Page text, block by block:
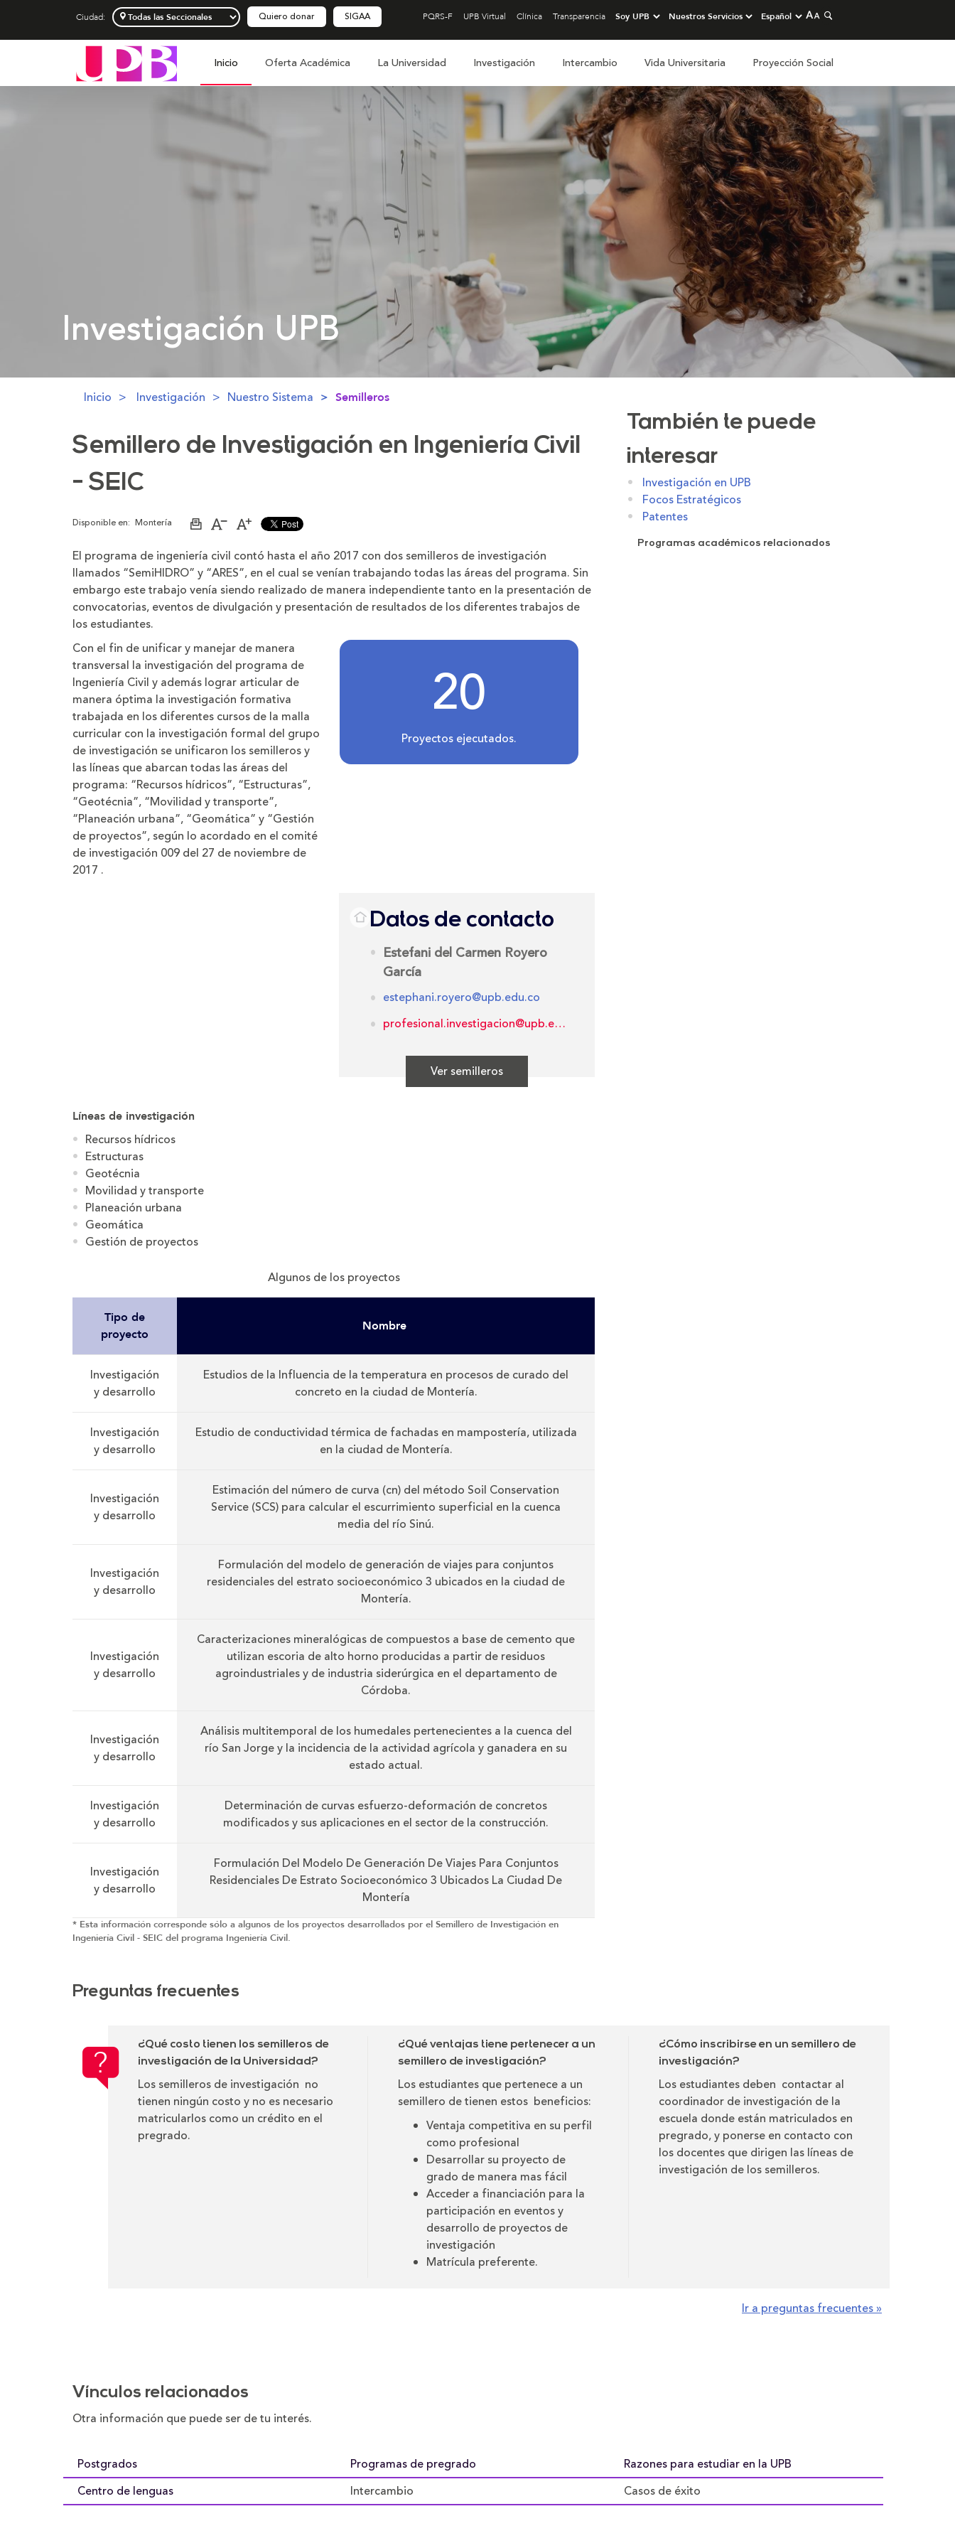
Ciudad: Quiero donar SIGAA PQRS-F UPB Virtual Clínica Transparencia
Inicio Oferta Académica La Universidad Investigación Intercambio Vida Universitaria Proyección Social
Investigación UPB
Investigación UPB
Inicio Investigación Nuestro Sistema Semilleros
Semillero de Investigación en Ingeniería Civil
- SEIC
Disponible en: Montería
ImprimirAumentar
de
la
letra
Disminuir
de
la
letra
El programa de ingeniería civil contó hasta el año 2017 con dos semilleros de investigación
llamados “SemiHIDRO” y “ARES”, en el cual se venían trabajando todas las áreas del programa. Sin
embargo este trabajo venía siendo realizado de manera independiente tanto en la presentación de
convocatorias, eventos de divulgación y presentación de resultados de los diferentes trabajos de
los estudiantes.
Con el fin de unificar y manejar de manera
transversal la investigación del programa de
Ingeniería Civil y además lograr articular de
manera óptima la investigación formativa
trabajada en los diferentes cursos de la malla
curricular con la investigación formal del grupo
de investigación se unificaron los semilleros y
las líneas que abarcan todas las áreas del
programa: “Recursos hídricos”, “Estructuras”,
“Geotécnia”, “Movilidad y transporte”,
“Planeación urbana”, “Geomática” y “Gestión
de proyectos”, según lo acordado en el comité
de investigación 009 del 27 de noviembre de
2017 .
20
Proyectos ejecutados.
Datos de contacto
Estefani del Carmen Royero
García
estephani.royero@upb.edu.co
profesional.investigacion@upb.edu.co
Ver semilleros
Líneas de investigación
Recursos hídricos
Estructuras
Geotécnia
Movilidad y transporte
Planeación urbana
Geomática
Gestión de proyectos
Algunos de los proyectos
Tipo de
proyecto
Nombre
Investigación
y desarrollo
Estudios de la Influencia de la temperatura en procesos de curado del
concreto en la ciudad de Montería.
Investigación
y desarrollo
Estudio de conductividad térmica de fachadas en mampostería, utilizada
en la ciudad de Montería.
Investigación
y desarrollo
Estimación del número de curva (cn) del método Soil Conservation
Service (SCS) para calcular el escurrimiento superficial en la cuenca
media del río Sinú.
Investigación
y desarrollo
Formulación del modelo de generación de viajes para conjuntos
residenciales del estrato socioeconómico 3 ubicados en la ciudad de
Montería.
Investigación
y desarrollo
Caracterizaciones mineralógicas de compuestos a base de cemento que
utilizan escoria de alto horno producidas a partir de residuos
agroindustriales y de industria siderúrgica en el departamento de
Córdoba.
Investigación
y desarrollo
Análisis multitemporal de los humedales pertenecientes a la cuenca del
río San Jorge y la incidencia de la actividad agrícola y ganadera en su
estado actual.
Investigación
y desarrollo
Determinación de curvas esfuerzo-deformación de concretos
modificados y sus aplicaciones en el sector de la construcción.
Investigación
y desarrollo
Formulación Del Modelo De Generación De Viajes Para Conjuntos
Residenciales De Estrato Socioeconómico 3 Ubicados La Ciudad De
Montería
* Esta información corresponde sólo a algunos de los proyectos desarrollados por el Semillero de Investigación en
Ingeniería Civil - SEIC del programa Ingeniería Civil.
También te puede
interesar
Investigación en UPB
Focos Estratégicos
Patentes
Programas académicos relacionados
Preguntas frecuentes
¿Qué costo tienen los semilleros de
investigación de la Universidad?
Los semilleros de investigación no
tienen ningún costo y no es necesario
matricularlos como un crédito en el
pregrado.
¿Qué ventajas tiene pertenecer a un
semillero de investigación?
Los estudiantes que pertenece a un
semillero de tienen estos beneficios:
Ventaja competitiva en su perfil
como profesional
Desarrollar su proyecto de
grado de manera mas fácil
Acceder a financiación para la
participación en eventos y
desarrollo de proyectos de
investigación
Matrícula preferente.
¿Cómo inscribirse en un semillero de
investigación?
Los estudiantes deben contactar al
coordinador de investigación de la
escuela donde están matriculados en
pregrado, y ponerse en contacto con
los docentes que dirigen las líneas de
investigación de los semilleros.
Ir a preguntas frecuentes »
Vínculos relacionados
Otra información que puede ser de tu interés.
Postgrados Programas de pregrado
Razones para estudiar en la UPB
Centro de lenguas
Intercambio Casos de éxito